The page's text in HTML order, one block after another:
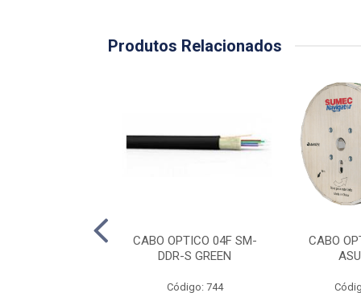
Produtos Relacionados
CABO OPTICO 04F SM-
DDR-S GREEN
Código: 744
CABO